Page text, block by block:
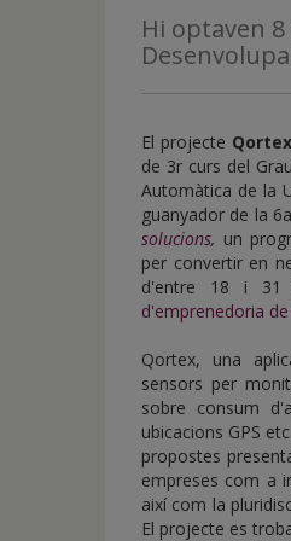
inicio
Hi optaven
El projecte Qortex
de 3r curs del
Automàtica de la
guanyador de la
solucions, un
per convertir en
d'entre 18 i
d'emprenedoria
Qortex, una
sensors per
sobre consum
ubicacions GPS
propostes
empreses com a
així com la
El projecte es